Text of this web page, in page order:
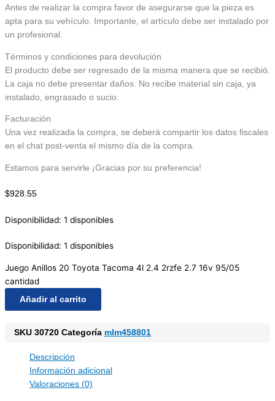
Antes de realizar la compra favor de asegurarse que la pieza es
apta para su vehículo. Importante, el artículo debe ser instalado por
un profesional.
Términos y condiciones para devolución
El producto debe ser regresado de la misma manera que se recibió.
La caja no debe presentar daños. No recibe material sin caja, ya
instalado, engrasado o sucio.
Facturación
Una vez realizada la compra, se deberá compartir los datos fiscales
en el chat post-venta el mismo día de la compra.
Estamos para servirle ¡Gracias por su preferencia!
$928.55
Disponibilidad: 1 disponibles
Disponibilidad: 1 disponibles
Juego Anillos 20 Toyota Tacoma 4l 2.4 2rzfe 2.7 16v 95/05
cantidad
Añadir al carrito
SKU 30720 Categoría mlm458801
Descripción
Información adicional
Valoraciones (0)